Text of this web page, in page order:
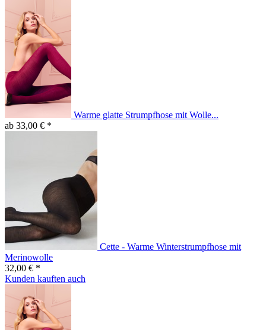
Warme glatte Strumpfhose mit Wolle...
ab 33,00 € *
Cette - Warme Winterstrumpfhose mit
Merinowolle
32,00 € *
Kunden kauften auch